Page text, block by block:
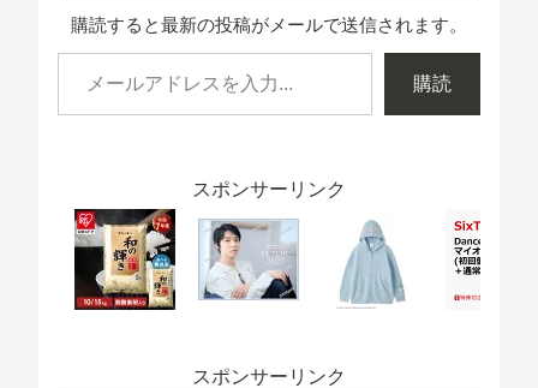
購読すると最新の投稿がメールで送信されます。
購読
スポンサーリンク
スポンサーリンク